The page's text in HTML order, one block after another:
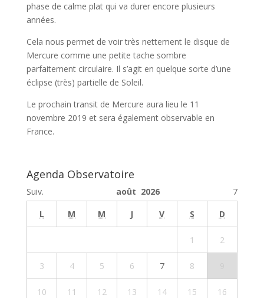
phase de calme plat qui va durer encore plusieurs
années.
Cela nous permet de voir très nettement le disque de
Mercure comme une petite tache sombre
parfaitement circulaire. Il s’agit en quelque sorte d’une
éclipse (très) partielle de Soleil.
Le prochain transit de Mercure aura lieu le 11
novembre 2019 et sera également observable en
France.
Agenda Observatoire
Suiv. 7
août 2026
L
M M J V S D
1 2
3 4 5 6 7 8
10 11 12 13 14 15 16